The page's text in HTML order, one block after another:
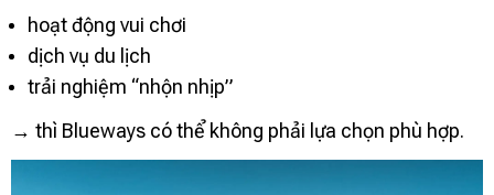
hoạt động vui chơi
dịch vụ du lịch
trải nghiệm “nhộn nhịp”
→ thì Blueways có thể không phải lựa chọn phù hợp.